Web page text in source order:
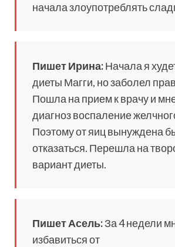
начала злоупотреблять
Пишет Ирина:Начала я
диеты Магги, но заболел
Пошла на прием к врачу и
диагноз воспаление
Поэтому от яиц вынуждена
отказаться. Перешла на
вариант диеты.
Пишет Асель:За 4 недели
избавиться от